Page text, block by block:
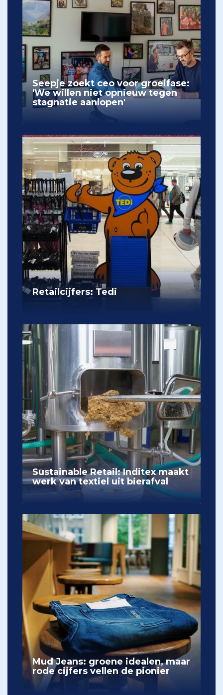
Seepje zoekt ceo voor groeifase:
'We willen niet opnieuw tegen
stagnatie aanlopen'
Retailcijfers: Tedi
Sustainable Retail: Inditex maakt
werk van textiel uit bierafval
Mud Jeans: groene idealen, maar
rode cijfers vellen de pionier